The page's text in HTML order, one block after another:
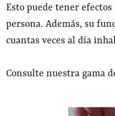
Esto puede tener
persona. Además, su
cuantas veces al día
Consulte nuestra gama